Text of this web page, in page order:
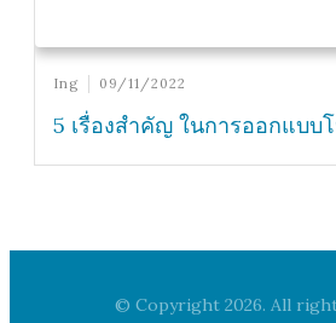
Ing 09/11/2022
5 เรื่องสำคัญ ในการออกแบบ
© Copyright 2026. All